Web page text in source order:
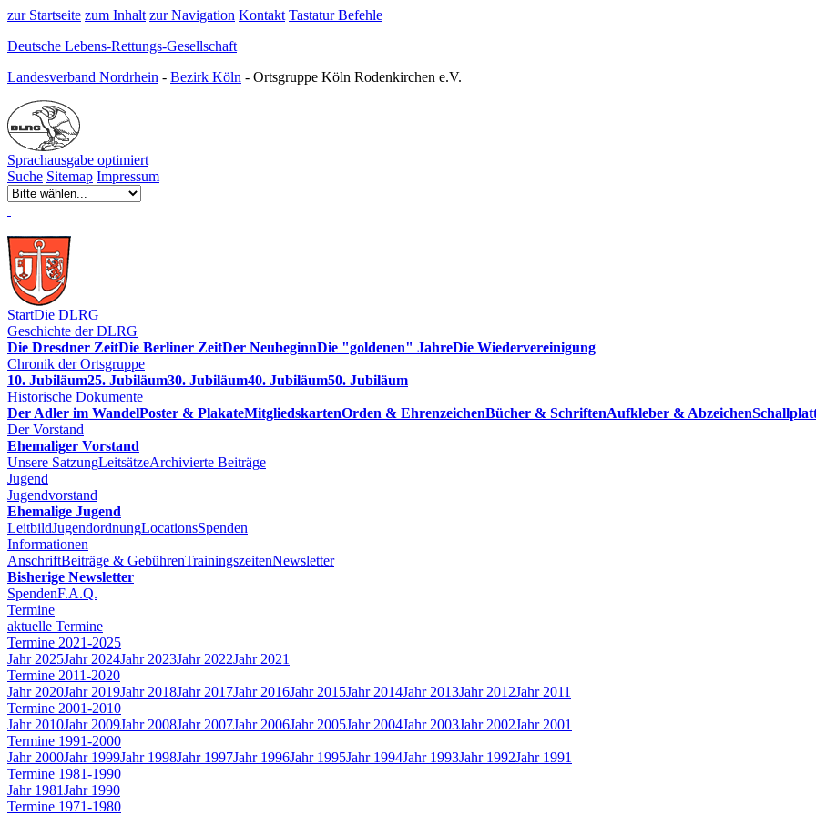
zur Startseite zum Inhalt zur Navigation Kontakt Tastatur Befehle
Deutsche Lebens-Rettungs-Gesellschaft
Landesverband Nordrhein - Bezirk Köln - Ortsgruppe Köln Rodenkirchen e.V.
Sprachausgabe optimiert
Suche Sitemap Impressum
StartDie DLRG
Geschichte der DLRG
Die Dresdner ZeitDie Berliner ZeitDer NeubeginnDie "goldenen" JahreDie Wiedervereinigung
Chronik der Ortsgruppe
10. Jubiläum25. Jubiläum30. Jubiläum40. Jubiläum50. Jubiläum
Historische Dokumente
Der Adler im WandelPoster & PlakateMitgliedskartenOrden & EhrenzeichenBücher & SchriftenAufkleber & Abzeichen
Der Vorstand
Ehemaliger Vorstand
Unsere SatzungLeitsätzeArchivierte Beiträge
Jugend
Jugendvorstand
Ehemalige Jugend
LeitbildJugendordnungLocationsSpenden
Informationen
AnschriftBeiträge & GebührenTrainingszeitenNewsletter
Bisherige Newsletter
SpendenF.A.Q.
Termine
aktuelle Termine
Termine 2021-2025
Jahr 2025Jahr 2024Jahr 2023Jahr 2022Jahr 2021
Termine 2011-2020
Jahr 2020Jahr 2019Jahr 2018Jahr 2017Jahr 2016Jahr 2015Jahr 2014Jahr 2013Jahr 2012Jahr 2011
Termine 2001-2010
Jahr 2010Jahr 2009Jahr 2008Jahr 2007Jahr 2006Jahr 2005Jahr 2004Jahr 2003Jahr 2002Jahr 2001
Termine 1991-2000
Jahr 2000Jahr 1999Jahr 1998Jahr 1997Jahr 1996Jahr 1995Jahr 1994Jahr 1993Jahr 1992Jahr 1991
Termine 1981-1990
Jahr 1981Jahr 1990
Termine 1971-1980